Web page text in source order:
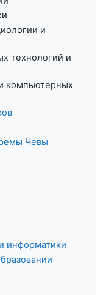
и
технологий и
компьютерных
Чевы
информатики